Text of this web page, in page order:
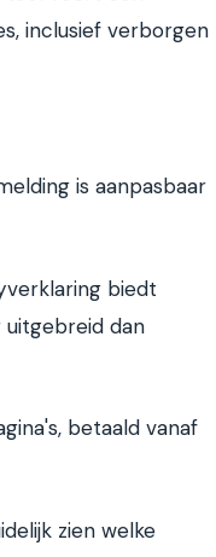
inclusief verborgen
is aanpasbaar
biedt
uitgebreid dan
betaald vanaf
zien welke